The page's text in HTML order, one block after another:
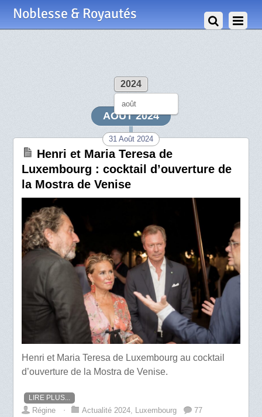
Noblesse & Royautés
2024
août
AOÛT 2024
31 Août 2024
Henri et Maria Teresa de
Luxembourg : cocktail d’ouverture de
la Mostra de Venise
Henri et Maria Teresa de Luxembourg au cocktail
d’ouverture de la Mostra de Venise.
LIRE PLUS...
Régine ⋅ Actualité 2024 Luxembourg
77